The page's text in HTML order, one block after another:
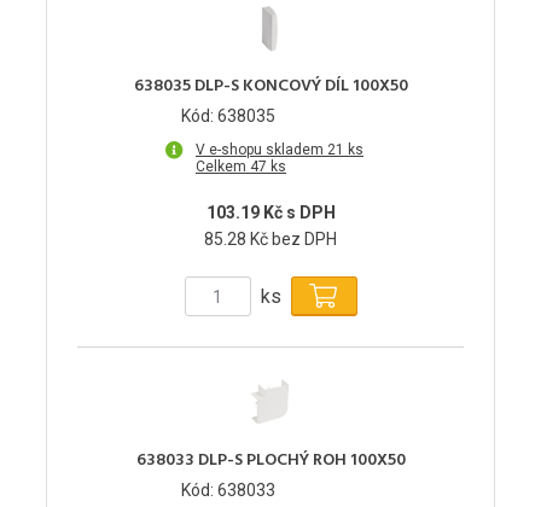
638035 DLP-S KONCOVÝ DÍL 100X50
Kód: 638035
V e-shopu skladem 21 ks
Celkem 47 ks
103.19 Kč s DPH
85.28 Kč bez DPH
ks
638033 DLP-S PLOCHÝ ROH 100X50
Kód: 638033